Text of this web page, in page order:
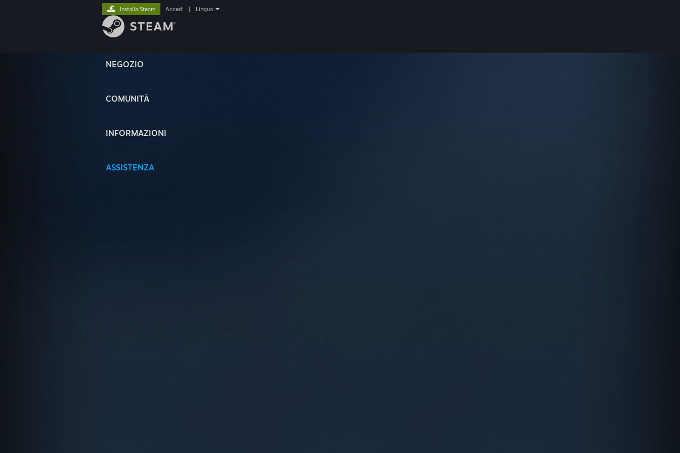
NEGOZIO
COMUNITÀ
INFORMAZIONI
ASSISTENZA
Installa Steam Accedi Lingua